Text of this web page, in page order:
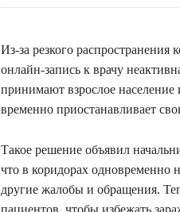
Из-за резкого
онлайн-запись к врачу
принимают взрослое население
временно приостанавливает
Такое решение объявил
что в коридорах
другие жалобы и обращения.
пациентов, чтобы избежать